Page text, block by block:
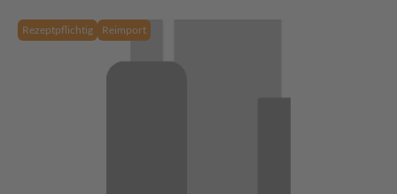
Rezeptpflichtig Reimport